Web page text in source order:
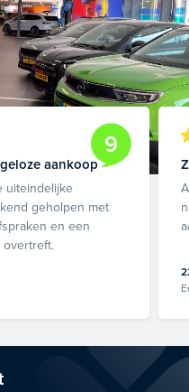
9
aankoop
uiteindelijke
geholpen met
en een
overtreft.